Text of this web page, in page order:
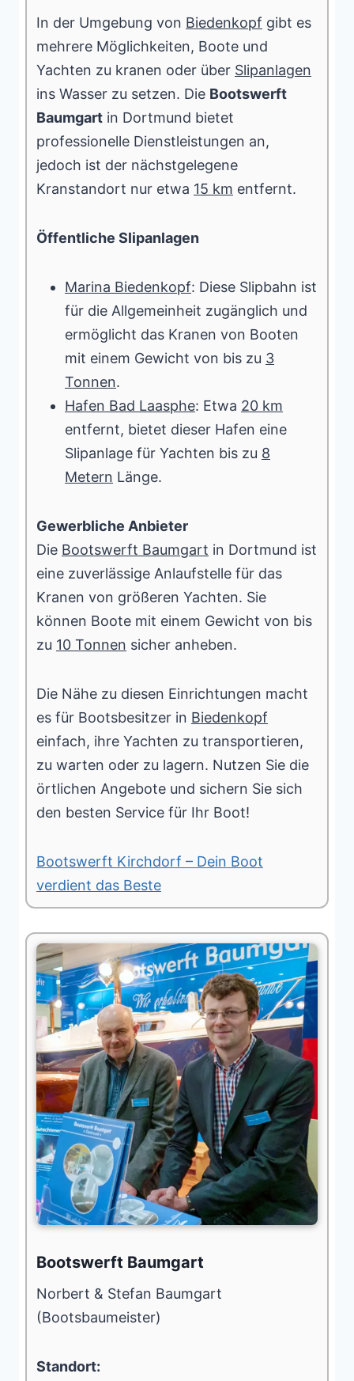
In der Umgebung von Biedenkopf gibt es
mehrere Möglichkeiten, Boote und
Yachten zu kranen oder über Slipanlagen
ins Wasser zu setzen. Die Bootswerft
Baumgart in Dortmund bietet
professionelle Dienstleistungen an,
jedoch ist der nächstgelegene
Kranstandort nur etwa 15 km entfernt.
Öffentliche Slipanlagen
Marina Biedenkopf: Diese Slipbahn ist
für die Allgemeinheit zugänglich und
ermöglicht das Kranen von Booten
mit einem Gewicht von bis zu 3
Tonnen.
Hafen Bad Laasphe: Etwa 20 km
entfernt, bietet dieser Hafen eine
Slipanlage für Yachten bis zu 8
Metern Länge.
Gewerbliche Anbieter
Die Bootswerft Baumgart in Dortmund ist
eine zuverlässige Anlaufstelle für das
Kranen von größeren Yachten. Sie
können Boote mit einem Gewicht von bis
zu 10 Tonnen sicher anheben.
Die Nähe zu diesen Einrichtungen macht
es für Bootsbesitzer in Biedenkopf
einfach, ihre Yachten zu transportieren,
zu warten oder zu lagern. Nutzen Sie die
örtlichen Angebote und sichern Sie sich
den besten Service für Ihr Boot!
Bootswerft Kirchdorf – Dein Boot
verdient das Beste
Bootswerft Baumgart
Norbert & Stefan Baumgart
(Bootsbaumeister)
Standort: